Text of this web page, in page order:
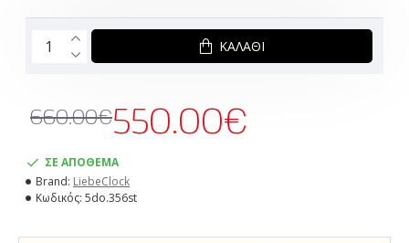
ΣΕ ΑΠΟΘΕΜΑ
Brand: LiebeClock
Κωδικός: 5do.356st
550.00€
660.00€
ΚΑΛΆΘΙ